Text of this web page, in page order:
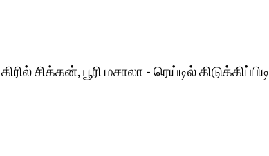
சிக்கன், பூரி மசாலா - ரெய்டில் கிடுக்கிப்பிடி